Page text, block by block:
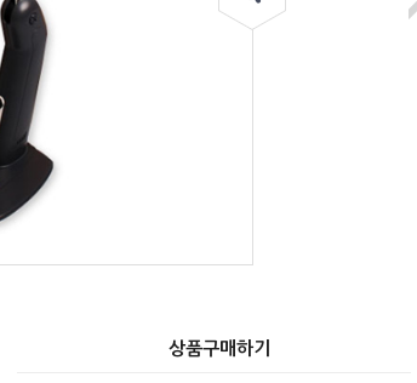
상품구매하기